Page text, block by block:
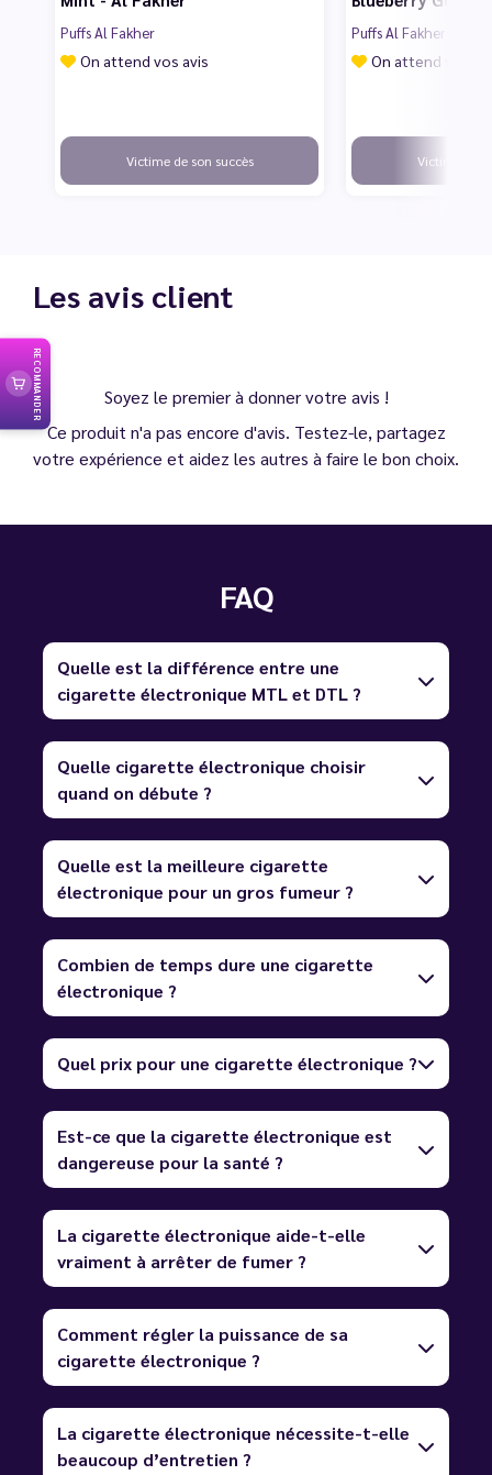
Puffs Al Fakher
On attend vos avis
Victime de son succès
Puffs Al Fakher
On attend vos
Victime de
Les avis client
Soyez le premier à donner votre avis !
Ce produit n'a pas encore d'avis. Testez-le, partagez
votre expérience et aidez les autres à faire le bon choix.
FAQ
Quelle est la différence entre une
cigarette électronique MTL et DTL ?
Quelle cigarette électronique choisir
quand on débute ?
Quelle est la meilleure cigarette
électronique pour un gros fumeur ?
Combien de temps dure une cigarette
électronique ?
Quel prix pour une cigarette électronique ?
Est-ce que la cigarette électronique est
dangereuse pour la santé ?
La cigarette électronique aide-t-elle
vraiment à arrêter de fumer ?
Comment régler la puissance de sa
cigarette électronique ?
La cigarette électronique nécessite-t-elle
beaucoup d’entretien ?
RECOMMANDER